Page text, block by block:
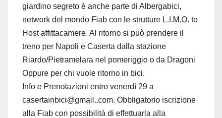
giardino segreto è anche parte di Albergabici,
network del mondo Fiab con le strutture L.I.M.O. to
Host affittacamere. Al ritorno si può prendere il
treno per Napoli e Caserta dalla stazione
Riardo/Pietramelara nel pomeriggio o da Dragoni
Oppure per chi vuole ritorno in bici.
Info e Prenotazioni entro venerdì 29 a
casertainbici@gmail..com. Obbligatorio iscrizione
alla Fiab con possibilità di effettuarla alla